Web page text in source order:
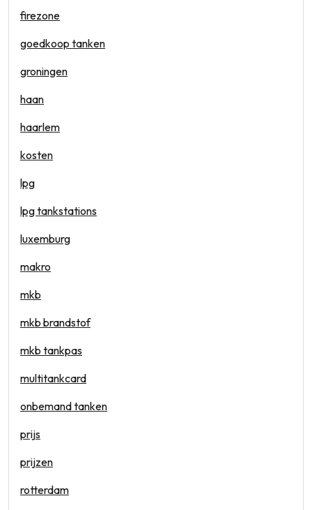
firezone
goedkoop tanken
groningen
haan
haarlem
kosten
lpg
lpg tankstations
luxemburg
makro
mkb
mkb brandstof
mkb tankpas
multitankcard
onbemand tanken
prijs
prijzen
rotterdam